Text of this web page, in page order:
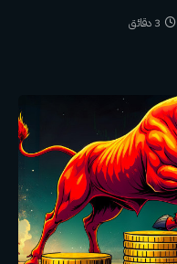
3 دقائق